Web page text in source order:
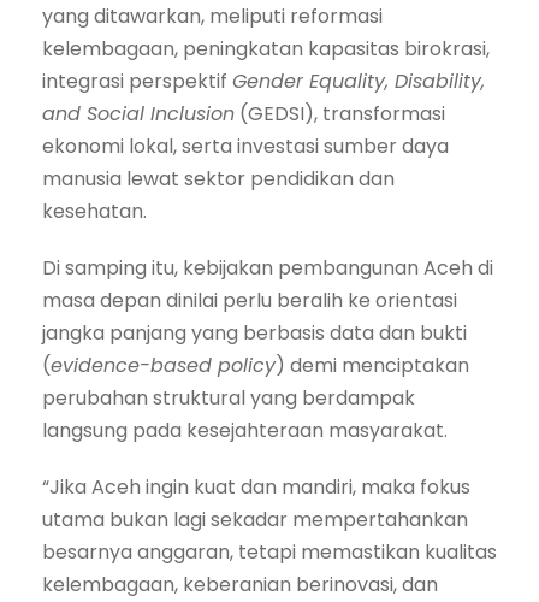
yang ditawarkan, meliputi reformasi
kelembagaan, peningkatan kapasitas birokrasi,
integrasi perspektif Gender Equality, Disability,
and Social Inclusion (GEDSI), transformasi
ekonomi lokal, serta investasi sumber daya
manusia lewat sektor pendidikan dan
kesehatan.
Di samping itu, kebijakan pembangunan Aceh di
masa depan dinilai perlu beralih ke orientasi
jangka panjang yang berbasis data dan bukti
(evidence-based policy) demi menciptakan
perubahan struktural yang berdampak
langsung pada kesejahteraan masyarakat.
“Jika Aceh ingin kuat dan mandiri, maka fokus
utama bukan lagi sekadar mempertahankan
besarnya anggaran, tetapi memastikan kualitas
kelembagaan, keberanian berinovasi, dan